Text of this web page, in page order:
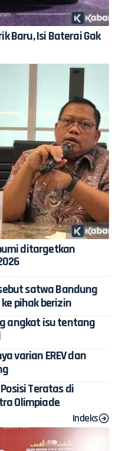
Baru, Isi Baterai Gak
ditargetkan
satwa Bandung
pihak berizin
angkat isu tentang
varian EREV dan
Teratas di
Olimpiade
Indeks